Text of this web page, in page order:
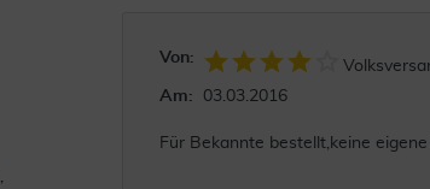
Von:
Am:
03.03.2016
Für Bekannte bestellt,keine